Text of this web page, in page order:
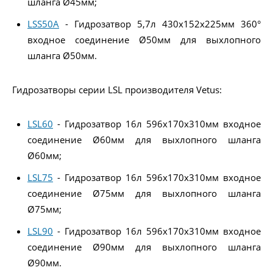
LSS50A - Гидрозатвор 5,7л 430x152x225мм 360°
входное соединение Ø50мм для выхлопного
шланга Ø50мм.
Гидрозатворы серии LSL производителя Vetus:
LSL60 - Гидрозатвор 16л 596x170x310мм входное
соединение Ø60мм для выхлопного шланга
Ø60мм;
LSL75 - Гидрозатвор 16л 596x170x310мм входное
соединение Ø75мм для выхлопного шланга
Ø75мм;
LSL90 - Гидрозатвор 16л 596x170x310мм входное
соединение Ø90мм для выхлопного шланга
Ø90мм.